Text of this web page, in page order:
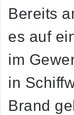
Bereits
es auf
im
in
Brand